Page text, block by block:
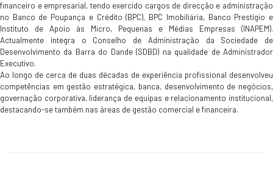
financeiro e empresarial, tendo exercido cargos de direcção e administração
no Banco de Poupança e Crédito (BPC), BPC Imobiliária, Banco Prestígio e
Instituto de Apoio às Micro, Pequenas e Médias Empresas (INAPEM).
Actualmente integra o Conselho de Administração da Sociedade de
Desenvolvimento da Barra do Dande (SDBD) na qualidade de Administrador
Executivo.
Ao longo de cerca de duas décadas de experiência profissional desenvolveu
competências em gestão estratégica, banca, desenvolvimento de negócios,
governação corporativa, liderança de equipas e relacionamento institucional,
destacando-se também nas áreas de gestão comercial e financeira.